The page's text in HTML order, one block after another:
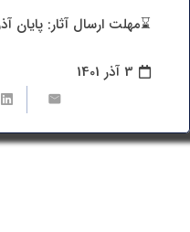
⌛️مهلت ارسال آثار: پایان
3 آذر 1401